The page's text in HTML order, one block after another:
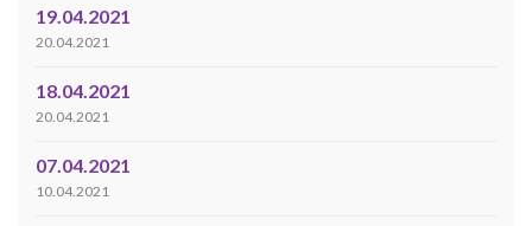
19.04.2021
20.04.2021
18.04.2021
20.04.2021
07.04.2021
10.04.2021